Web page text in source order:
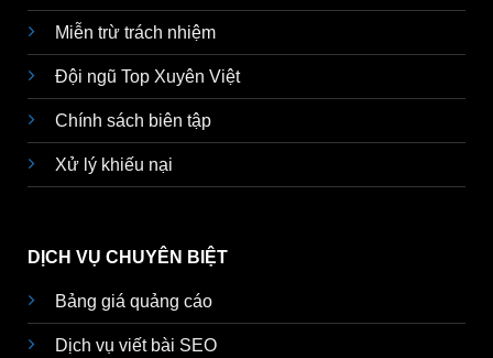
Miễn trừ trách nhiệm
Đội ngũ Top Xuyên Việt
Chính sách biên tập
Xử lý khiếu nại
DỊCH VỤ CHUYÊN BIỆT
Bảng giá quảng cáo
Dịch vụ viết bài SEO